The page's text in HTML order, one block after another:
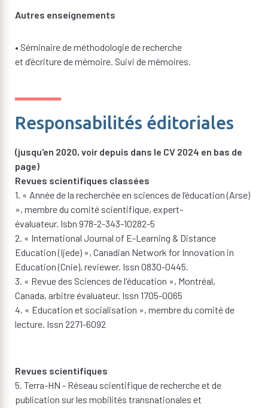
Autres enseignements
• Séminaire de méthodologie de recherche
et d’écriture de mémoire. Suivi de mémoires.
Responsabilités éditoriales
(jusqu'en 2020, voir depuis dans le CV 2024 en bas de
page)
Revues scientifiques classées
1. « Année de la recherchée en sciences de l’éducation (Arse)
», membre du comité scientifique, expert-
évaluateur. Isbn 978-2-343-10282-5
2. « International Journal of E-Learning & Distance
Education (Ijede) », Canadian Network for Innovation in
Education (Cnie), reviewer. Issn 0830-0445.
3. « Revue des Sciences de l'éducation », Montréal,
Canada, arbitre évaluateur. Issn 1705-0065
4. « Education et socialisation », membre du comité de
lecture. Issn 2271-6092
Revues scientifiques
5. Terra-HN - Réseau scientifique de recherche et de
publication sur les mobilités transnationales et